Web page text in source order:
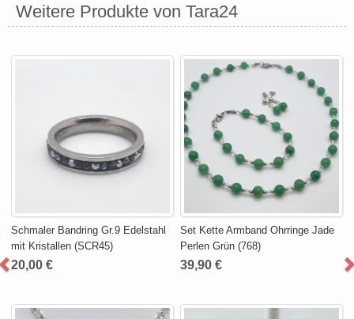
Weitere Produkte von Tara24
Schmaler Bandring Gr.9 Edelstahl
mit Kristallen (SCR45)
20,00 €
Set Kette Armband Ohrringe Jade
Perlen Grün (768)
39,90 €